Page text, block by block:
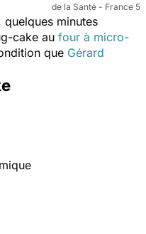
de la Santé - France 5
quelques minutes
cake au four à micro-
que Gérard